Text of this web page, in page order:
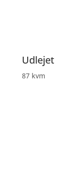
Udlejet
87 kvm